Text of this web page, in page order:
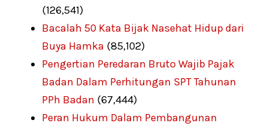
(126,541)
Bacalah 50 Kata Bijak Nasehat Hidup dari
Buya Hamka (85,102)
Pengertian Peredaran Bruto Wajib Pajak
Badan Dalam Perhitungan SPT Tahunan
PPh Badan (67,444)
Peran Hukum Dalam Pembangunan